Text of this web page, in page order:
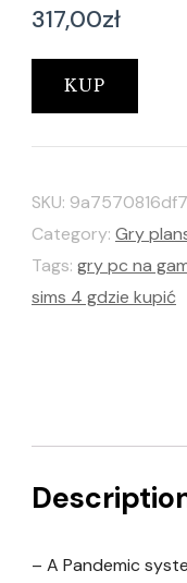
317,00zł
KUP
SKU: 9a7570816df7
Category: Gry
Tags: gry pc na
sims 4 gdzie kupić
– A Pandemic